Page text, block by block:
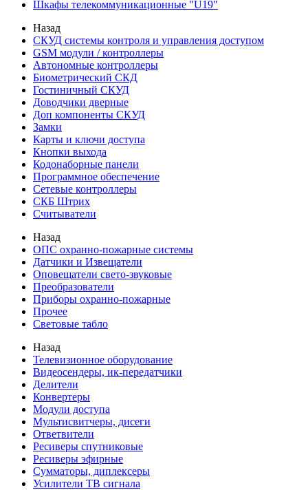
Шкафы телекоммуникационные "U19"
Назад
СКУД системы контроля и управления доступом
GSM модули / контроллеры
Автономные контроллеры
Биометрический СКД
Гостиничный СКУД
Доводчики дверные
Доп компоненты СКУД
Замки
Карты и ключи доступа
Кнопки выхода
Кодонаборные панели
Программное обеспечение
Сетевые контроллеры
СКБ Штрих
Считыватели
Назад
ОПС охранно-пожарные системы
Датчики и Извещатели
Оповещатели свето-звуковые
Преобразователи
Приборы охранно-пожарные
Прочее
Световые табло
Назад
Телевизионное оборудование
Видеосендеры, ик-передатчики
Делители
Конвертеры
Модули доступа
Мультисвитчеры, дисеги
Ответвители
Ресиверы спутниковые
Ресиверы эфирные
Сумматоры, диплексеры
Усилители ТВ сигнала